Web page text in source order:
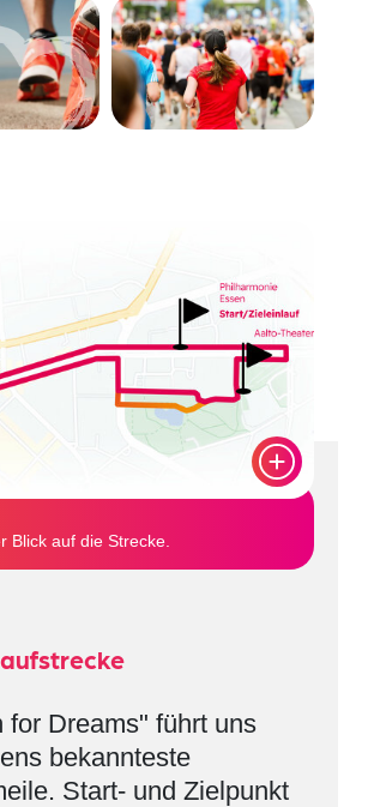
Blick auf die Strecke.
for Dreams" führt uns
bekannteste
Start- und Zielpunkt